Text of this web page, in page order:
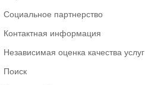
Социальное партнерство
Контактная информация
Независимая оценка качества услуг
Поиск